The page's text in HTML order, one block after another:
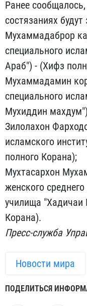
Ранее
состязаниях
Мухаммадаброр
специального
Араб") - (Хифз
Мухаммадамин
специального
Мухиддин
Зилолахон
исламского
полного Корана);
Мухтасархон
женского
училища "Хадичаи
Корана).
Пресс-служба
Новости мира
ПОДЕЛИТЬСЯ